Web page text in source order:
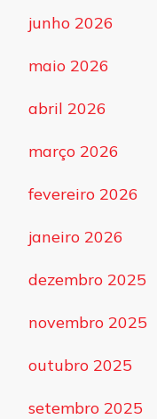
junho 2026
maio 2026
abril 2026
março 2026
fevereiro 2026
janeiro 2026
dezembro 2025
novembro 2025
outubro 2025
setembro 2025